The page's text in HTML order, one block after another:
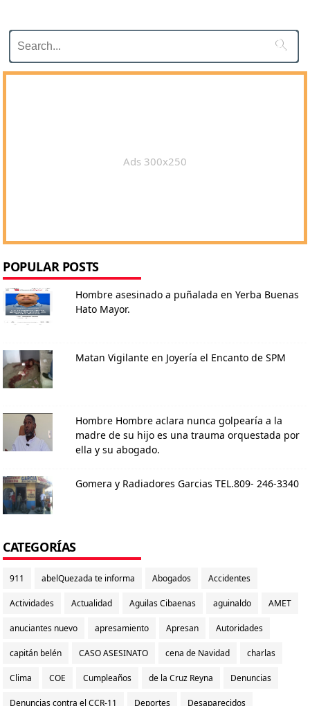

Ads 300x250
POPULAR POSTS
Hombre asesinado a puñalada en Yerba Buenas
Hato Mayor.
Matan Vigilante en Joyería el Encanto de SPM
Hombre Hombre aclara nunca golpearía a la
madre de su hijo es una trauma orquestada por
ella y su abogado.
Gomera y Radiadores Garcias TEL.809- 246-3340
CATEGORÍAS
911 abelQuezada te informa Abogados Accidentes
Actividades Actualidad Aguilas Cibaenas aguinaldo AMET
anuciantes nuevo apresamiento Apresan Autoridades
capitán belén CASO ASESINATO cena de Navidad charlas
Clima COE Cumpleaños de la Cruz Reyna Denuncias
Denuncias contra el CCR-11 Deportes Desaparecidos